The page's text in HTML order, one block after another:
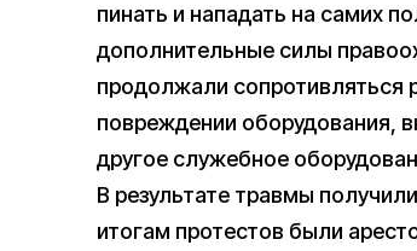
пинать и нападать на самих
дополнительные силы
продолжали сопротивляться
повреждении оборудования,
другое служебное
В результате травмы
итогам протестов были